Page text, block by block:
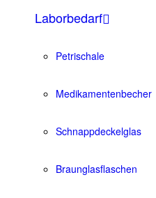
Laborbedarf
Petrischale
Medikamentenbecher
Schnappdeckelglas
Braunglasflaschen